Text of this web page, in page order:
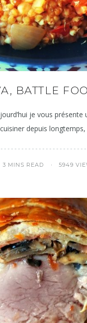
BATTLE
je vous présente
depuis longtemps,
3 MINS READ 5949